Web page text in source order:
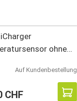
ohne
Auf Kundenbestellung
CHF